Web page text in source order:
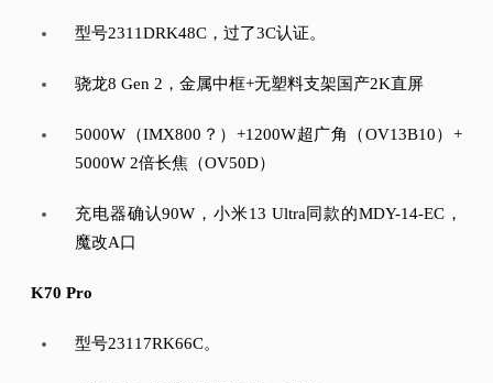
型号2311DRK48C，过了3C认证。
骁龙8 Gen 2，金属中框+无塑料支架国产2K直屏
5000W（IMX800？ ）+1200W超广角（OV13B10）+
5000W 2倍长焦（OV50D）
充电器确认90W，小米13 Ultra同款的MDY-14-EC，
魔改A口
K70 Pro
型号23117RK66C。